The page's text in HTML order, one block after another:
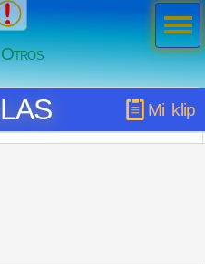
Mi klip
Men
ú